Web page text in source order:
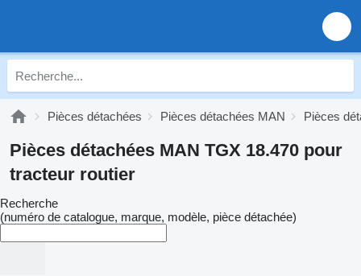
Pièces détachées Pièces détachées MAN Pièces
Pièces détachées MAN TGX 18.470 pour
tracteur routier
Recherche
(numéro de catalogue, marque, modèle, pièce détachée)